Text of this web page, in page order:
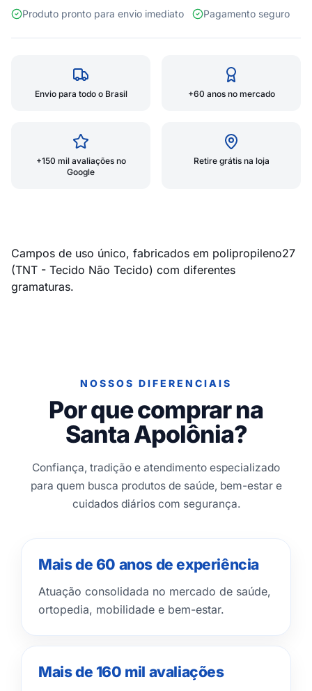
Produto pronto para envio imediato Pagamento seguro
Envio para todo o Brasil +60 anos no mercado
+150 mil avaliações no
Google
Retire grátis na loja
Campos de uso único, fabricados em polipropileno27
(TNT - Tecido Não Tecido) com diferentes
gramaturas.
NOSSOS DIFERENCIAIS
Por que comprar na
Santa Apolônia?
Confiança, tradição e atendimento especializado
para quem busca produtos de saúde, bem-estar e
cuidados diários com segurança.
Mais de 60 anos de experiência
Atuação consolidada no mercado de saúde,
ortopedia, mobilidade e bem-estar.
Mais de 160 mil avaliações